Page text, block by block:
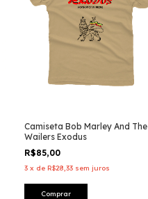
Camiseta Bob Marley And The
Wailers Exodus
R$85,00
3 x de R$28,33 sem juros
Comprar